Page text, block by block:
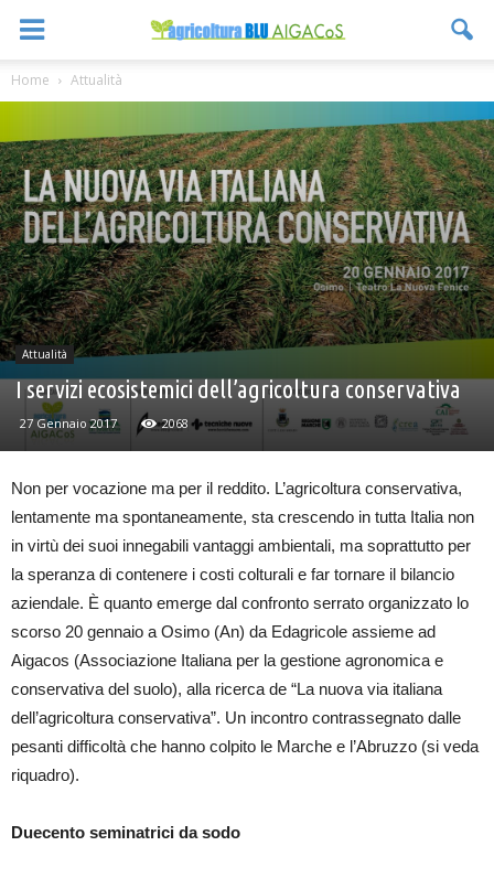
Home Attualità
Attualità
I servizi ecosistemici dell’agricoltura conservativa
27 Gennaio 2017 2068
Non per vocazione ma per il reddito. L’agricoltura conservativa,
lentamente ma spontaneamente, sta crescendo in tutta Italia non
in virtù dei suoi innegabili vantaggi ambientali, ma soprattutto per
la speranza di contenere i costi colturali e far tornare il bilancio
aziendale. È quanto emerge dal confronto serrato organizzato lo
scorso 20 gennaio a Osimo (An) da Edagricole assieme ad
Aigacos (Associazione Italiana per la gestione agronomica e
conservativa del suolo), alla ricerca de “La nuova via italiana
dell’agricoltura conservativa”. Un incontro contrassegnato dalle
pesanti difficoltà che hanno colpito le Marche e l’Abruzzo (si veda
riquadro).
Duecento seminatrici da sodo